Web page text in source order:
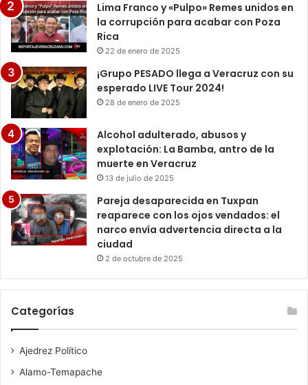
Lima Franco y «Pulpo» Remes unidos en
la corrupción para acabar con Poza
Rica
22 de enero de 2025
¡Grupo PESADO llega a Veracruz con su
esperado LIVE Tour 2024!
28 de enero de 2025
Alcohol adulterado, abusos y
explotación: La Bamba, antro de la
muerte en Veracruz
13 de julio de 2025
Pareja desaparecida en Tuxpan
reaparece con los ojos vendados: el
narco envía advertencia directa a la
ciudad
2 de octubre de 2025
Categorías
Ajedrez Político
Alamo-Temapache